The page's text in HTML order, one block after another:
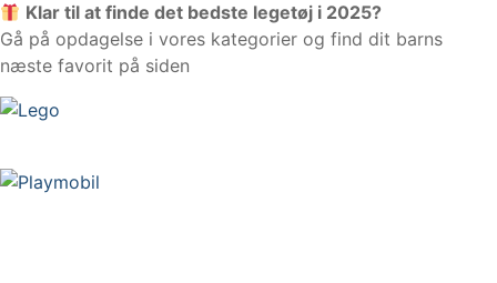
Klar til at finde det bedste legetøj i 2025?
Gå på opdagelse i vores kategorier og find dit barns
næste favorit på siden